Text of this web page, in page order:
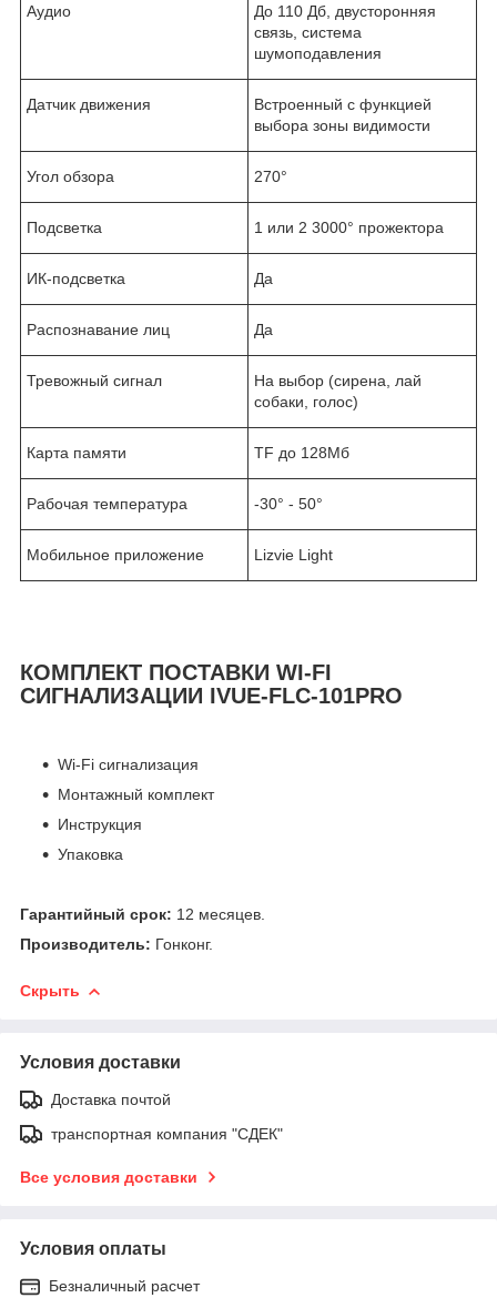
Аудио
До 110 Дб, двусторонняя
связь, система
шумоподавления
Датчик движения
Встроенный с функцией
выбора зоны видимости
Угол обзора 270°
Подсветка 1 или 2 3000° прожектора
ИК-подсветка Да
Распознавание лиц Да
Тревожный сигнал
На выбор (сирена, лай
собаки, голос)
Карта памяти TF до 128Мб
Рабочая температура -30° - 50°
Мобильное приложение Lizvie Light
КОМПЛЕКТ ПОСТАВКИ WI-FI
СИГНАЛИЗАЦИИ IVUE-FLC-101PRO
Wi-Fi сигнализация
Монтажный комплект
Инструкция
Упаковка
Гарантийный срок: 12 месяцев.
Производитель: Гонконг.
Скрыть
Условия доставки
Доставка почтой
транспортная компания "СДЕК"
Все условия доставки
Условия оплаты
Безналичный расчет